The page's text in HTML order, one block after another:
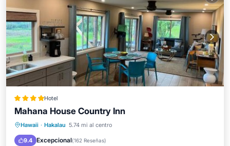
Hotel
Mahana House Country Inn
Hawaii · Hakalau 5.74 mi al centro
9.4 Excepcional(162 Reseñas)
Desayuno
Aparcamiento
Balcón/Terraza